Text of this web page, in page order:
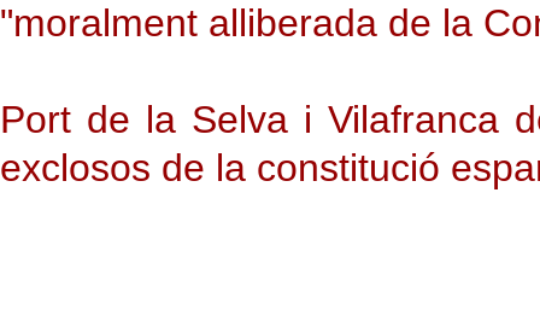
"moralment alliberada de la
Port de la Selva i Vilafranca
exclosos de la constitució